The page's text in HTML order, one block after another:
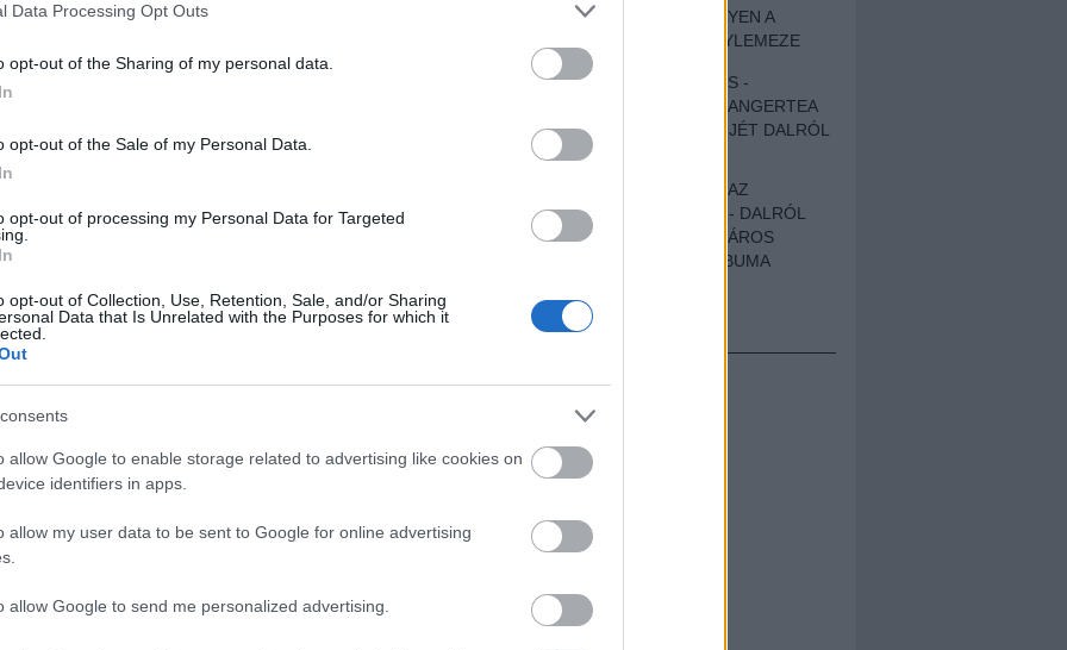
Data Processing Opt Outs
opt-out of the Sharing of my personal data.
opt-out of the Sale of my Personal Data.
opt-out of processing my Personal Data for Targeted
opt-out of Collection, Use, Retention, Sale, and/or Sharing
Data that Is Unrelated with the Purposes for which it
allow Google to enable storage related to advertising like cookies on
identifiers in apps.
allow my user data to be sent to Google for online advertising
allow Google to send me personalized advertising.
a gyodáról, a lélekvesztő hajókról, minden
rendkívül érzékeny tamil származású brit
címmel jelenik meg majd valamikor, és tuti,
LEMEZ, A MATANGI
a Lángoló!
SZOMORKODÁS - ILYEN A
KATATONIA ÚJ NAGYLEMEZE
CROCODILE NERVES -
HALLGASD MEG AZ ANGERTEA
MA MEGJELENT EP-JÉT DALRÓL
DALRA!
A FELELŐSSÉGTŐL AZ
ELLOPOTT FÖLDIG - DALRÓL
DALRA A KÉPZELT VÁROS
SAMIZDAT CÍMŰ ALBUMA
HIRDETÉS